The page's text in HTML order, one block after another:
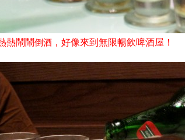
熱鬧鬧倒酒 ， 好像來到無限暢飲啤酒屋 ！